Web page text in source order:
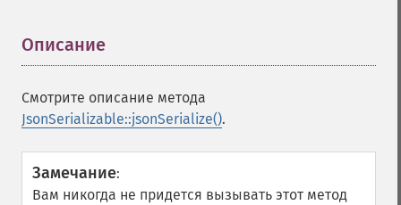
Описание
Смотрите описание метода
JsonSerializable::jsonSerialize().
Замечание:
Вам никогда не придется вызывать этот метод